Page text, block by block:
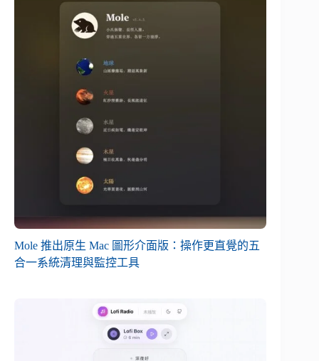
Mole 推出原生 Mac 圖形介面版：操作更直覺的五
合一系統清理與監控工具